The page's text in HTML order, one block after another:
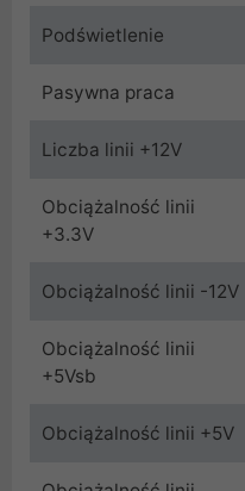
Podświetlenie
Pasywna praca
Liczba linii +12V
Obciążalność linii
+3.3V
Obciążalność linii -12V
Obciążalność linii
+5Vsb
Obciążalność linii +5V